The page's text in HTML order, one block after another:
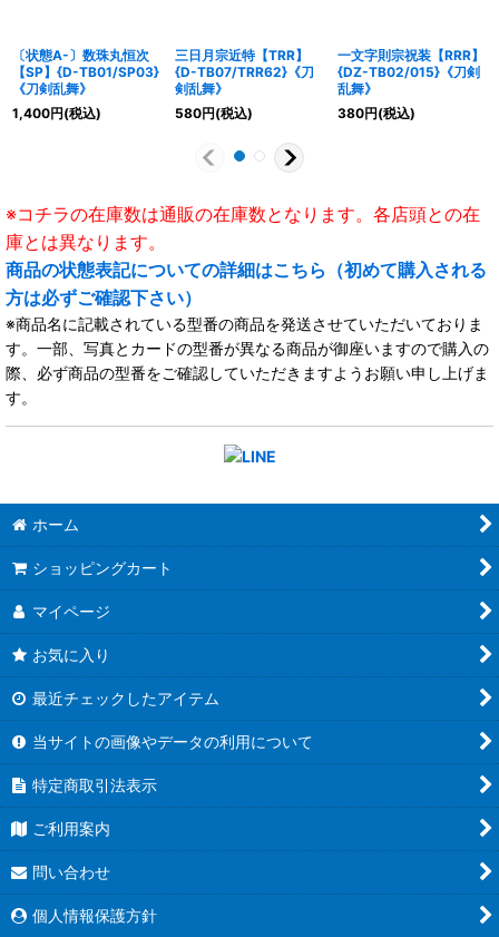
〔状態A-〕数珠丸恒次
【SP】{D-TB01/SP03}
《刀剣乱舞》
1,400円(税込)
三日月宗近特【TRR】
{D-TB07/TRR62}《刀
剣乱舞》
580円(税込)
一文字則宗祝装【RRR】
{DZ-TB02/015}《刀剣
乱舞》
380円(税込)
※コチラの在庫数は通販の在庫数となります。各店頭との在
庫とは異なります。
商品の状態表記についての詳細はこちら（初めて購入される
方は必ずご確認下さい）
※商品名に記載されている型番の商品を発送させていただいておりま
す。一部、写真とカードの型番が異なる商品が御座いますので購入の
際、必ず商品の型番をご確認していただきますようお願い申し上げま
す。
ホーム
ショッピングカート
マイページ
お気に入り
最近チェックしたアイテム
当サイトの画像やデータの利用について
特定商取引法表示
ご利用案内
問い合わせ
個人情報保護方針